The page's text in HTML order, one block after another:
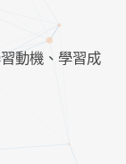
動機、學習成